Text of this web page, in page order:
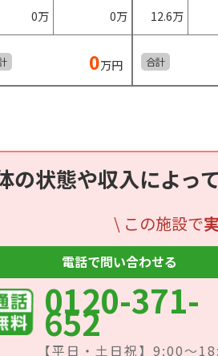
0万 0万 12.6万
0万円 合計
の状態や収入によっ
\ この施設で
電話で問い合わせる
0120-371-
652
【平日・土日祝】9:00～